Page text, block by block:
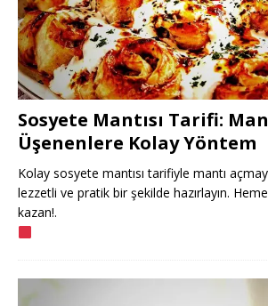
Sosyete Mantısı Tarifi:
Üşenenlere Kolay Yöntem
Kolay sosyete mantısı tarifiyle mantı
lezzetli ve pratik bir şekilde hazırlayın.
kazan!.